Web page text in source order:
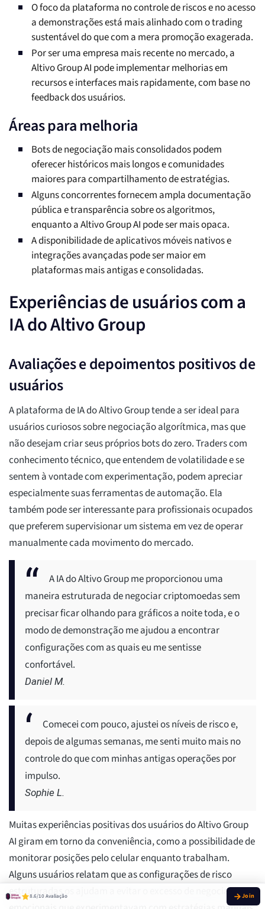
O foco da plataforma no controle de riscos e no acesso
a demonstrações está mais alinhado com o trading
sustentável do que com a mera promoção exagerada.
Por ser uma empresa mais recente no mercado, a
Altivo Group AI pode implementar melhorias em
recursos e interfaces mais rapidamente, com base no
feedback dos usuários.
Áreas para melhoria
Bots de negociação mais consolidados podem
oferecer históricos mais longos e comunidades
maiores para compartilhamento de estratégias.
Alguns concorrentes fornecem ampla documentação
pública e transparência sobre os algoritmos,
enquanto a Altivo Group AI pode ser mais opaca.
A disponibilidade de aplicativos móveis nativos e
integrações avançadas pode ser maior em
plataformas mais antigas e consolidadas.
Experiências de usuários com a
IA do Altivo Group
Avaliações e depoimentos positivos de
usuários
A plataforma de IA do Altivo Group tende a ser ideal para
usuários curiosos sobre negociação algorítmica, mas que
não desejam criar seus próprios bots do zero. Traders com
conhecimento técnico, que entendem de volatilidade e se
sentem à vontade com experimentação, podem apreciar
especialmente suas ferramentas de automação. Ela
também pode ser interessante para profissionais ocupados
que preferem supervisionar um sistema em vez de operar
manualmente cada movimento do mercado.
A IA do Altivo Group me proporcionou uma
maneira estruturada de negociar criptomoedas sem
precisar ficar olhando para gráficos a noite toda, e o
modo de demonstração me ajudou a encontrar
configurações com as quais eu me sentisse
confortável.
Daniel M.
Comecei com pouco, ajustei os níveis de risco e,
depois de algumas semanas, me senti muito mais no
controle do que com minhas antigas operações por
impulso.
Sophie L.
Muitas experiências positivas dos usuários do Altivo Group
AI giram em torno da conveniência, como a possibilidade de
monitorar posições pelo celular enquanto trabalham.
Alguns usuários relatam que as configurações de risco
estruturadas os ajudam a evitar o excesso de negociações
8.6/10 Avaliação